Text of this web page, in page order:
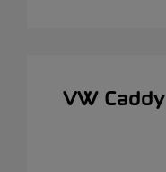
VW Caddy